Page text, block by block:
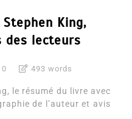
King,
des lecteurs
0 493 words
le résumé du livre avec
de l’auteur et avis